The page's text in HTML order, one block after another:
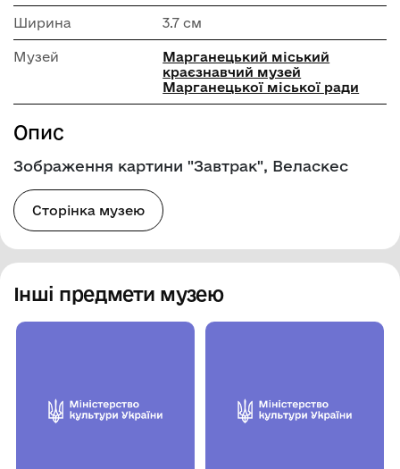
Ширина 3.7 см
Музей
Марганецький міський
краєзнавчий музей
Марганецької міської ради
Опис
Зображення картини "Завтрак", Веласкес
Сторінка музею
Інші предмети музею